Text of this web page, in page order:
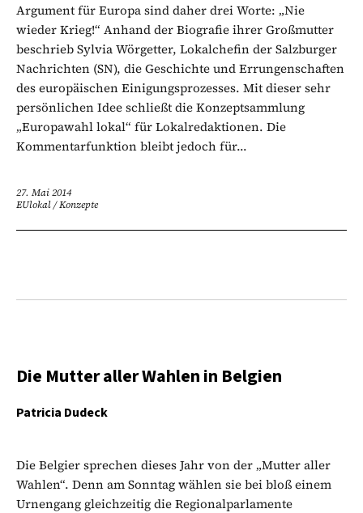
Argument für Europa sind daher drei Worte: „Nie
wieder Krieg!“ Anhand der Biografie ihrer Großmutter
beschrieb Sylvia Wörgetter, Lokalchefin der Salzburger
Nachrichten (SN), die Geschichte und Errungenschaften
des europäischen Einigungsprozesses. Mit dieser sehr
persönlichen Idee schließt die Konzeptsammlung
„Europawahl lokal“ für Lokalredaktionen. Die
Kommentarfunktion bleibt jedoch für...
27. Mai 2014
EUlokal/Konzepte
Die Mutter aller Wahlen in Belgien
Patricia Dudeck
Die Belgier sprechen dieses Jahr von der „Mutter aller
Wahlen“. Denn am Sonntag wählen sie bei bloß einem
Urnengang gleichzeitig die Regionalparlamente